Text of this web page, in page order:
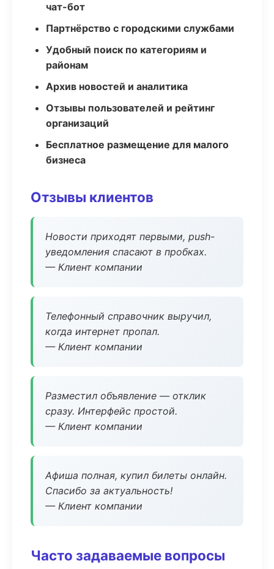
чат-бот
Партнёрство с городскими службами
Удобный поиск по категориям и
районам
Архив новостей и аналитика
Отзывы пользователей и рейтинг
организаций
Бесплатное размещение для малого
бизнеса
Отзывы клиентов
Новости приходят первыми, push-
уведомления спасают в пробках.
— Клиент компании
Телефонный справочник выручил,
когда интернет пропал.
— Клиент компании
Разместил объявление — отклик
сразу. Интерфейс простой.
— Клиент компании
Афиша полная, купил билеты онлайн.
Спасибо за актуальность!
— Клиент компании
Часто задаваемые вопросы